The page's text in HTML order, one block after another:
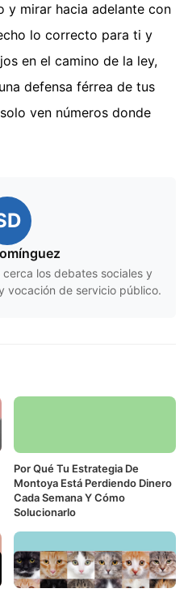
y mirar hacia adelante con
lo correcto para ti y
en el camino de la ley,
defensa férrea de tus
ven números donde
los debates sociales y
vocación de servicio público.
Por Qué Tu Estrategia De
Montoya Está Perdiendo Dinero
Cada Semana Y Cómo
Solucionarlo